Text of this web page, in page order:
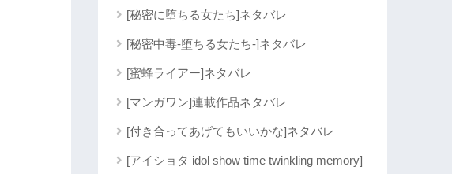
[秘密に堕ちる女たち]ネタバレ
[秘密中毒-堕ちる女たち-]ネタバレ
[蜜蜂ライアー]ネタバレ
[マンガワン]連載作品ネタバレ
[付き合ってあげてもいいかな]ネタバレ
[アイショタ idol show time twinkling memory]